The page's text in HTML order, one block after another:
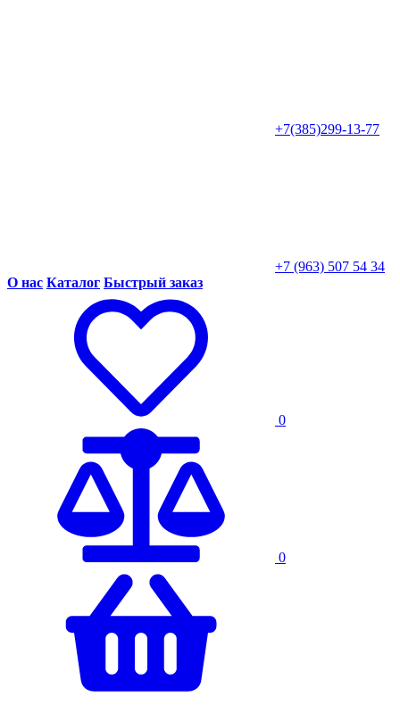
+7(385)299-13-77
+7 (963) 507 54 34
О нас Каталог Быстрый заказ
0
0